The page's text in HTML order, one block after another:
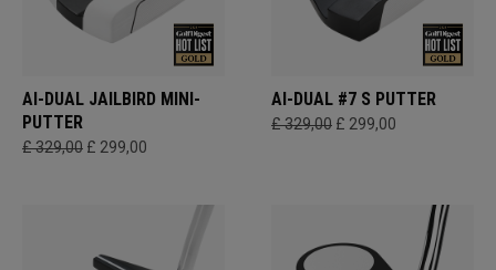
AI-DUAL JAILBIRD MINI-
PUTTER
£ 329,00 £ 299,00
AI-DUAL #7 S PUTTER
£ 329,00 £ 299,00